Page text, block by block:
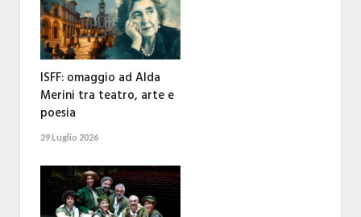
ISFF: omaggio ad Alda
Merini tra teatro, arte e
poesia
29 Luglio 2026